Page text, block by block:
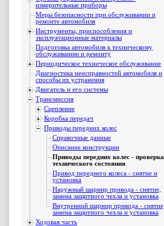
измерительные приборы
Меры безопасности при обслуживании и
ремонте автомобиля
Инструменты, приспособления и
эксплуатационные материалы
Подготовка автомобиля к техническому
обслуживанию и ремонту
Периодическое техническое обслуживание
Диагностика неисправностей автомобиля и
способы их устранения
Двигатель и его системы
Трансмиссия
Сцепление
Коробка передач
Приводы передних колес
Справочные данные
Описание конструкции
Приводы передних колес - проверка
технического состояния
Привод переднего колеса - снятие и
установка
Наружный шарнир привода - снятие,
замена защитного чехла и установка
Внутренний шарнир привода - снятие,
замена защитного чехла и установка
Ходовая часть